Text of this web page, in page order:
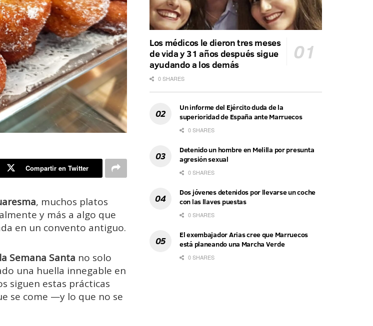
Compartir en Twitter
, muchos platos
y más a algo que
en un convento antiguo.
Semana Santa no solo
una huella innegable en
siguen estas prácticas
se come —y lo que no se
Los médicos le dieron tres meses
de vida y 31 años después sigue
ayudando a los demás
0 SHARES
Un informe del Ejército duda de la
superioridad de España ante Marruecos
0 SHARES
Detenido un hombre en Melilla por presunta
agresión sexual
0 SHARES
Dos jóvenes detenidos por llevarse un coche
con las llaves puestas
0 SHARES
El exembajador Arias cree que Marruecos
está planeando una Marcha Verde
0 SHARES